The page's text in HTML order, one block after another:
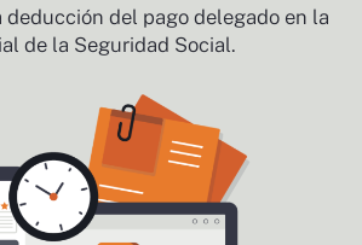
del pago delegado en la
de la Seguridad Social.